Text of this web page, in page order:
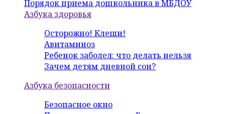
Порядок приема дошкольника в МБДОУ
Азбука здоровья
Осторожно! Клещи!
Авитаминоз
Ребенок заболел: что делать нельзя
Зачем детям дневной сон?
Азбука безопасности
Безопасное окно